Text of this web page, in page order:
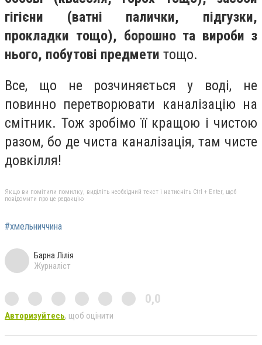
гігієни (ватні палички, підгузки,
прокладки тощо), борошно та вироби з
нього, побутові предмети тощо.
Все, що не розчиняється у воді, не
повинно перетворювати каналізацію на
смітник. Тож зробімо її кращою і чистою
разом, бо де чиста каналізація, там чисте
довкілля!
Якщо ви помітили помилку, виділіть необхідний текст і натисніть Ctrl + Enter, щоб
повідомити про це редакцію
#хмельниччина
Барна Лілія
Журналіст
0,0
Авторизуйтесь, щоб оцінити